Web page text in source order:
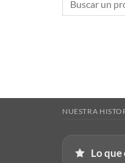
NUESTRA
Lo